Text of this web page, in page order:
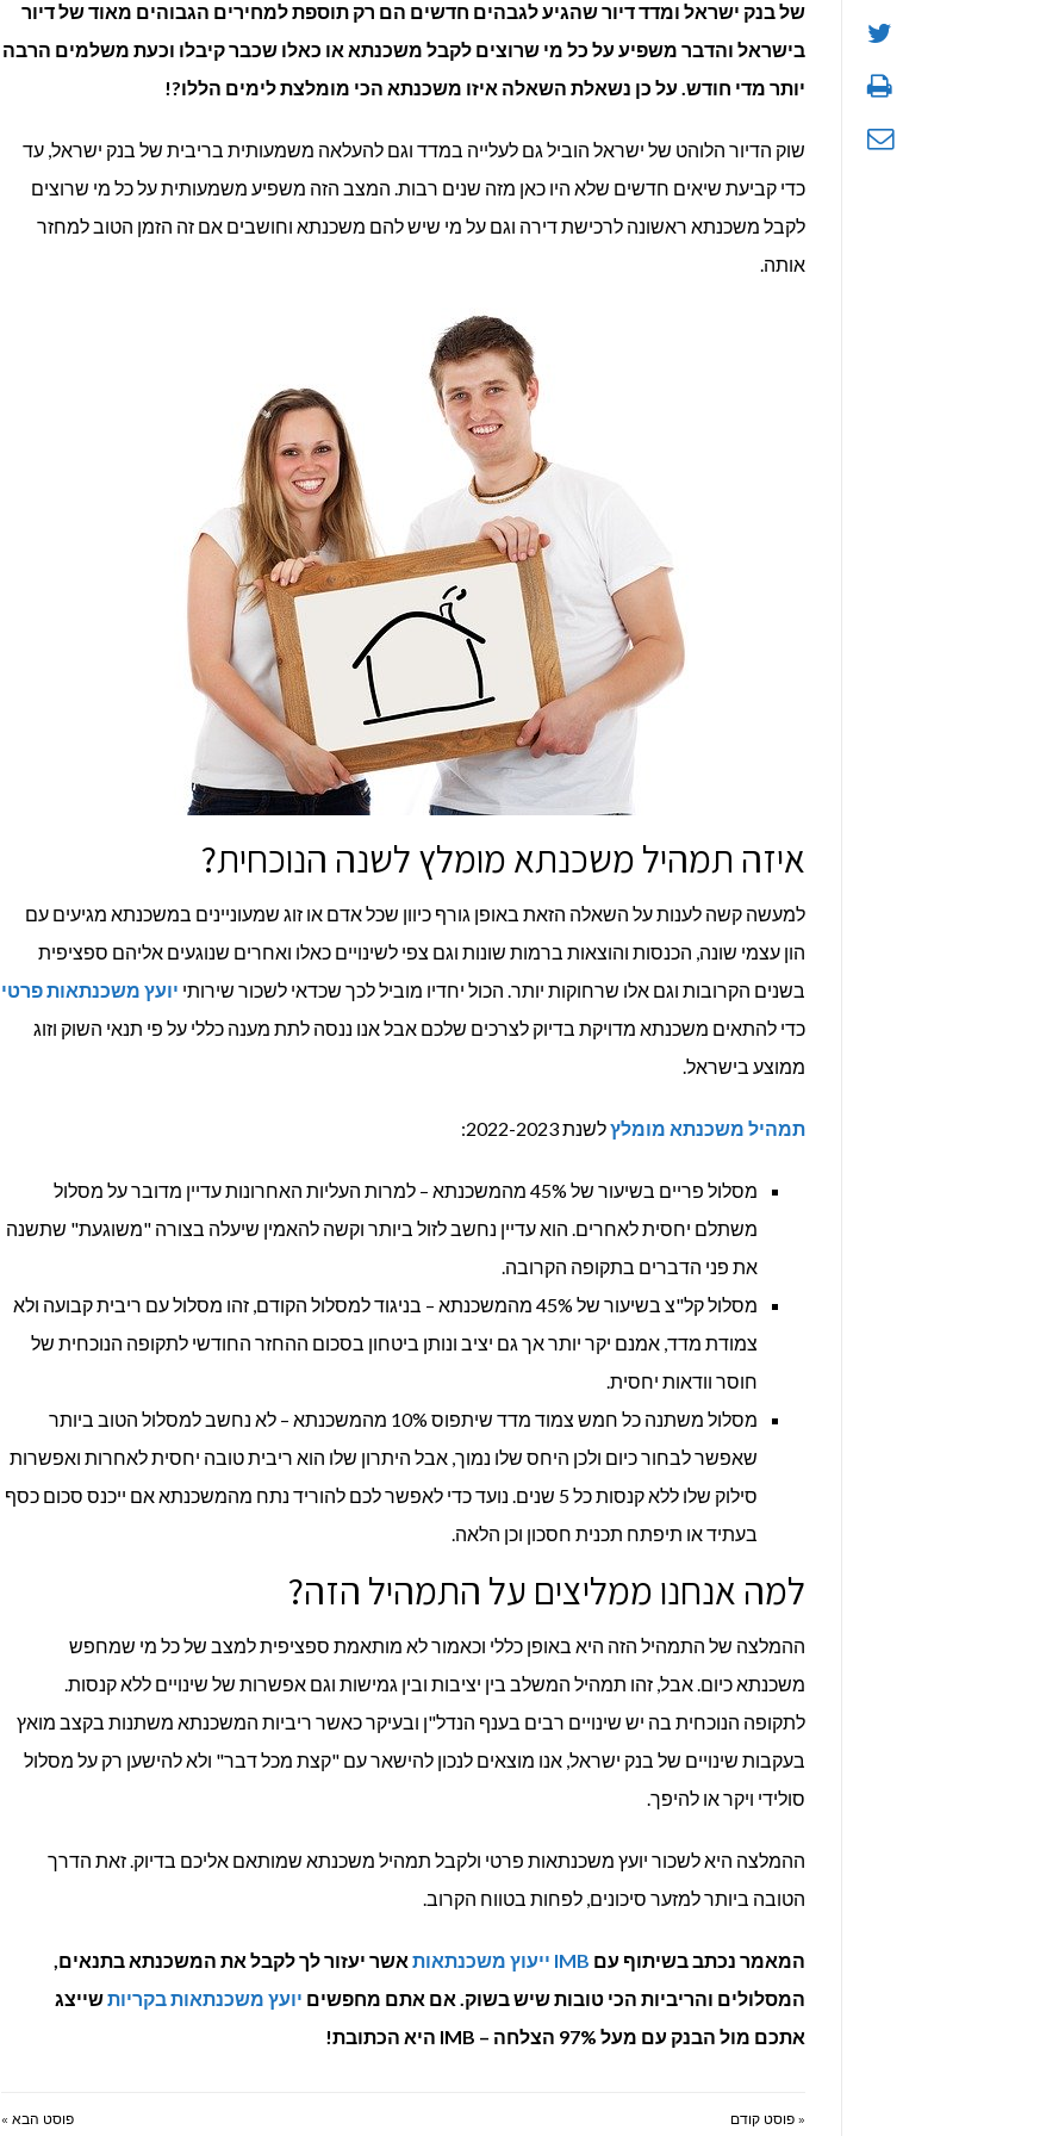
מומלץ
לשנת
2022
של בנק ישראל ומדד דיור שהגיע לגבהים חדשים הם רק תוספת למחירים הגבוהים מאוד של דיור
בישראל והדבר משפיע על כל מי שרוצים לקבל משכנתא או כאלו שכבר קיבלו וכעת משלמים הרבה
יותר מדי חודש. על כן נשאלת השאלה איזו משכנתא הכי מומלצת לימים הללו?!
שוק הדיור הלוהט של ישראל הוביל גם לעלייה במדד וגם להעלאה משמעותית בריבית של בנק ישראל, עד
כדי קביעת שיאים חדשים שלא היו כאן מזה שנים רבות. המצב הזה משפיע משמעותית על כל מי שרוצים
לקבל משכנתא ראשונה לרכישת דירה וגם על מי שיש להם משכנתא וחושבים אם זה הזמן הטוב למחזר
אותה.
איזה תמהיל משכנתא מומלץ לשנה הנוכחית?
למעשה קשה לענות על השאלה הזאת באופן גורף כיוון שכל אדם או זוג שמעוניינים במשכנתא מגיעים עם
הון עצמי שונה, הכנסות והוצאות ברמות שונות וגם צפי לשינויים כאלו ואחרים שנוגעים אליהם ספציפית
בשנים הקרובות וגם אלו שרחוקות יותר. הכול יחדיו מוביל לכך שכדאי לשכור שירותי יועץ משכנתאות פרטי
כדי להתאים משכנתא מדויקת בדיוק לצרכים שלכם אבל אנו ננסה לתת מענה כללי על פי תנאי השוק וזוג
ממוצע בישראל.
תמהיל משכנתא מומלץלשנת 2022-2023:
מסלול פריים בשיעור של 45% מהמשכנתא – למרות העליות האחרונות עדיין מדובר על מסלול
משתלם יחסית לאחרים. הוא עדיין נחשב לזול ביותר וקשה להאמין שיעלה בצורה "משוגעת" שתשנה
את פני הדברים בתקופה הקרובה.
מסלול קל"צ בשיעור של 45% מהמשכנתא – בניגוד למסלול הקודם, זהו מסלול עם ריבית קבועה ולא
צמודת מדד, אמנם יקר יותר אך גם יציב ונותן ביטחון בסכום ההחזר החודשי לתקופה הנוכחית של
חוסר וודאות יחסית.
מסלול משתנה כל חמש צמוד מדד שיתפוס 10% מהמשכנתא – לא נחשב למסלול הטוב ביותר
שאפשר לבחור כיום ולכן היחס שלו נמוך, אבל היתרון שלו הוא ריבית טובה יחסית לאחרות ואפשרות
סילוק שלו ללא קנסות כל 5 שנים. נועד כדי לאפשר לכם להוריד נתח מהמשכנתא אם ייכנס סכום כסף
בעתיד או תיפתח תכנית חסכון וכן הלאה.
למה אנחנו ממליצים על התמהיל הזה?
ההמלצה של התמהיל הזה היא באופן כללי וכאמור לא מותאמת ספציפית למצב של כל מי שמחפש
משכנתא כיום. אבל, זהו תמהיל המשלב בין יציבות ובין גמישות וגם אפשרות של שינויים ללא קנסות.
לתקופה הנוכחית בה יש שינויים רבים בענף הנדל"ן ובעיקר כאשר ריביות המשכנתא משתנות בקצב מואץ
בעקבות שינויים של בנק ישראל, אנו מוצאים לנכון להישאר עם "קצת מכל דבר" ולא להישען רק על מסלול
סולידי ויקר או להיפך.
ההמלצה היא לשכור יועץ משכנתאות פרטי ולקבל תמהיל משכנתא שמותאם אליכם בדיוק. זאת הדרך
הטובה ביותר למזער סיכונים, לפחות בטווח הקרוב.
המאמר נכתב בשיתוף עם IMB ייעוץ משכנתאות
אשר יעזור לך לקבל את המשכנתא בתנאים,
המסלולים והריביות הכי טובות שיש בשוק. אם אתם מחפשים יועץ משכנתאות בקריותשייצג
אתכם מול הבנק עם מעל 97% הצלחה – IMB היא הכתובת!
« פוסט קודם פוסט הבא »